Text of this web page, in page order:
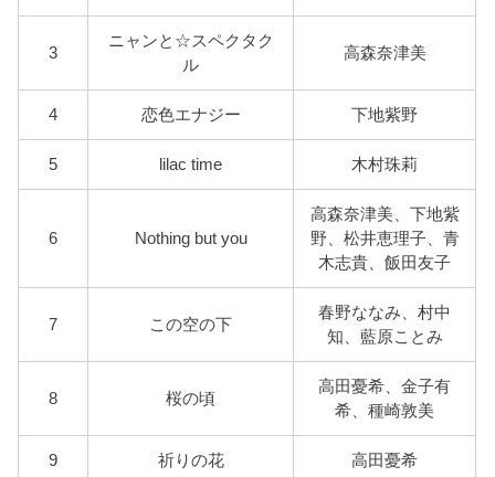
3
ニャンと☆スペクタク
ル
高森奈津美
4 恋色エナジー 下地紫野
5 lilac time 木村珠莉
6 Nothing but you
高森奈津美、下地紫
野、松井恵理子、青
木志貴、飯田友子
7 この空の下
春野ななみ、村中
知、藍原ことみ
8 桜の頃
高田憂希、金子有
希、種崎敦美
9 祈りの花 高田憂希